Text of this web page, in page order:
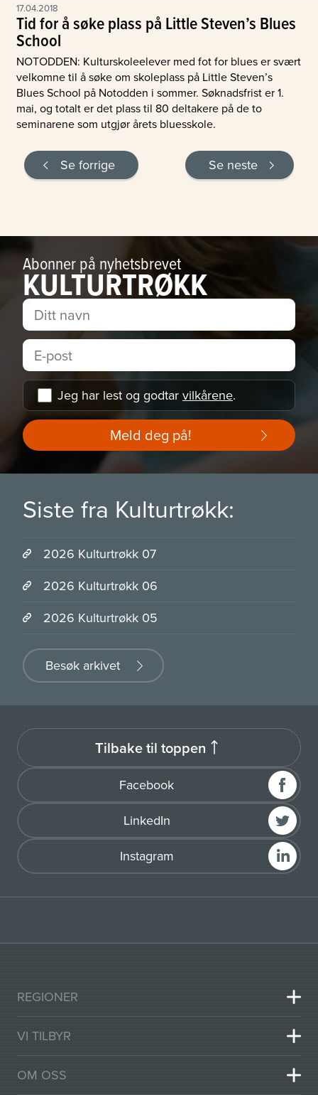
17.04.2018
Tid for å søke plass på Little Steven’s Blues
School
NOTODDEN: Kulturskoleelever med fot for blues er svært
velkomne til å søke om skoleplass på Little Steven’s
Blues School på Notodden i sommer. Søknadsfrist er 1.
mai, og totalt er det plass til 80 deltakere på de to
seminarene som utgjør årets bluesskole.
Se forrige Se neste
Abonner på nyhetsbrevet
KULTURTRØKK
Jeg har lest og godtar vilkårene.
Meld deg på!
Siste fra Kulturtrøkk:
2026 Kulturtrøkk 07
2026 Kulturtrøkk 06
2026 Kulturtrøkk 05
Besøk arkivet
Facebook
LinkedIn
Instagram
Tilbake til toppen
REGIONER
VI TILBYR
OM OSS